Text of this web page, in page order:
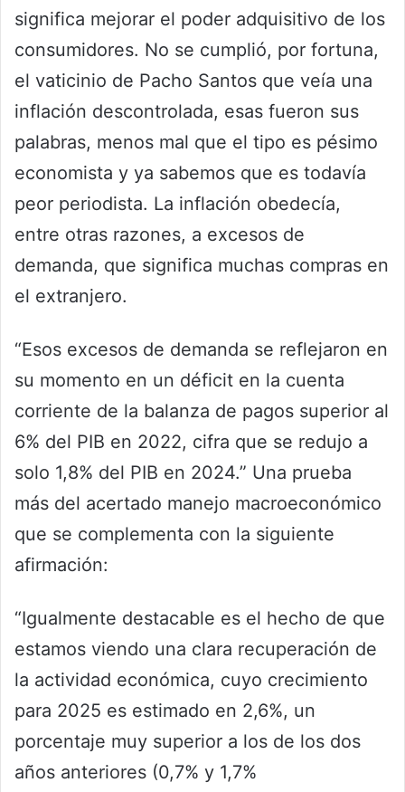
significa mejorar el poder adquisitivo de los
consumidores. No se cumplió, por fortuna,
el vaticinio de Pacho Santos que veía una
inflación descontrolada, esas fueron sus
palabras, menos mal que el tipo es pésimo
economista y ya sabemos que es todavía
peor periodista. La inflación obedecía,
entre otras razones, a excesos de
demanda, que significa muchas compras en
el extranjero.
“Esos excesos de demanda se reflejaron en
su momento en un déficit en la cuenta
corriente de la balanza de pagos superior al
6% del PIB en 2022, cifra que se redujo a
solo 1,8% del PIB en 2024.” Una prueba
más del acertado manejo macroeconómico
que se complementa con la siguiente
afirmación:
“Igualmente destacable es el hecho de que
estamos viendo una clara recuperación de
la actividad económica, cuyo crecimiento
para 2025 es estimado en 2,6%, un
porcentaje muy superior a los de los dos
años anteriores (0,7% y 1,7%